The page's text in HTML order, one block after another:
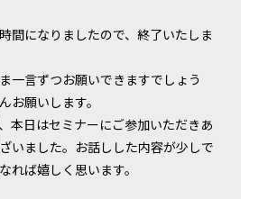
間になりましたので、終了いたしま
一言ずつお願いできますでしょう
お願いします。
本日はセミナーにご参加いただきあ
いました。お話しした内容が少しで
れば嬉しく思います。